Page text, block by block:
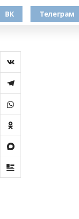
ВК Телеграм